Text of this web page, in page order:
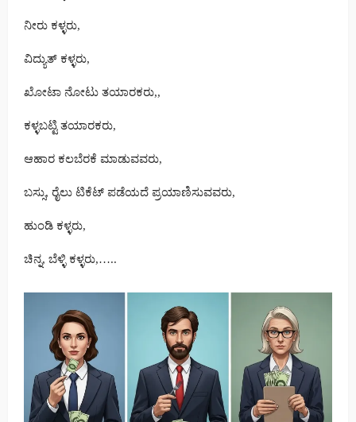
ನೀರು ಕಳ್ಳರು,
ವಿದ್ಯುತ್ ಕಳ್ಳರು,
ಖೋಟಾ ನೋಟು ತಯಾರಕರು,,
ಕಳ್ಳಬಟ್ಟಿ ತಯಾರಕರು,
ಆಹಾರ ಕಲಬೆರಕೆ ಮಾಡುವವರು,
ಬಸ್ಸು, ರೈಲು ಟಿಕೆಟ್ ಪಡೆಯದೆ ಪ್ರಯಾಣಿಸುವವರು,
ಹುಂಡಿ ಕಳ್ಳರು,
ಚಿನ್ನ, ಬೆಳ್ಳಿ ಕಳ್ಳರು,…..